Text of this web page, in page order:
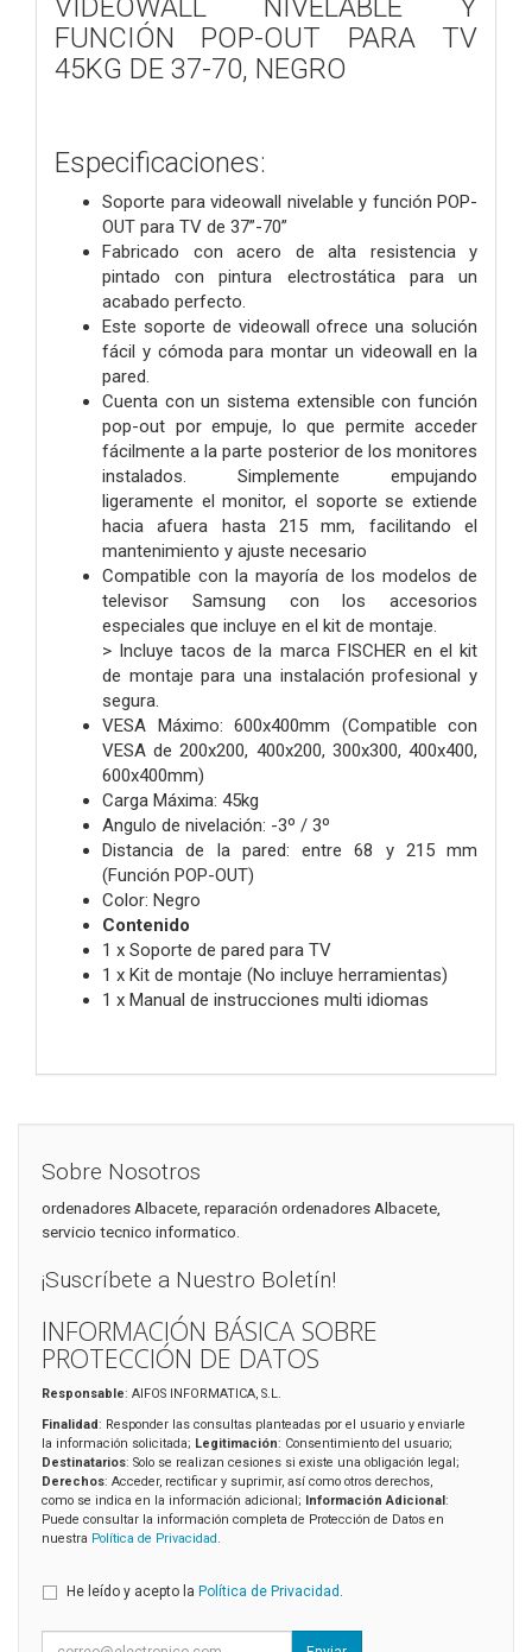
VIDEOWALL NIVELABLE Y
FUNCIÓN POP-OUT PARA TV
45KG DE 37-70, NEGRO
Especificaciones:
Soporte para videowall nivelable y función POP-
OUT para TV de 37”-70”
Fabricado con acero de alta resistencia y
pintado con pintura electrostática para un
acabado perfecto.
Este soporte de videowall ofrece una solución
fácil y cómoda para montar un videowall en la
pared.
Cuenta con un sistema extensible con función
pop-out por empuje, lo que permite acceder
fácilmente a la parte posterior de los monitores
instalados. Simplemente empujando
ligeramente el monitor, el soporte se extiende
hacia afuera hasta 215 mm, facilitando el
mantenimiento y ajuste necesario
Compatible con la mayoría de los modelos de
televisor Samsung con los accesorios
especiales que incluye en el kit de montaje.
> Incluye tacos de la marca FISCHER en el kit
de montaje para una instalación profesional y
segura.
VESA Máximo: 600x400mm (Compatible con
VESA de 200x200, 400x200, 300x300, 400x400,
600x400mm)
Carga Máxima: 45kg
Angulo de nivelación: -3º / 3º
Distancia de la pared: entre 68 y 215 mm
(Función POP-OUT)
Color: Negro
Contenido
1 x Soporte de pared para TV
1 x Kit de montaje (No incluye herramientas)
1 x Manual de instrucciones multi idiomas
Sobre Nosotros
ordenadores Albacete, reparación ordenadores Albacete,
servicio tecnico informatico.
¡Suscríbete a Nuestro Boletín!
INFORMACIÓN BÁSICA SOBRE
PROTECCIÓN DE DATOS
Responsable: AIFOS INFORMATICA, S.L.
Finalidad: Responder las consultas planteadas por el usuario y enviarle
la información solicitada; Legitimación: Consentimiento del usuario;
Destinatarios: Solo se realizan cesiones si existe una obligación legal;
Derechos: Acceder, rectificar y suprimir, así como otros derechos,
como se indica en la información adicional;
Información Adicional :
Puede consultar la información completa de Protección de Datos en
nuestra Política de Privacidad .
He leído y acepto la Política de Privacidad